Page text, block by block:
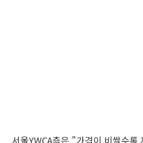
서울YWCA측은 "가격이 비쌀수록